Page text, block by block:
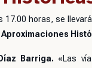
horas, se
Barriga. «Las